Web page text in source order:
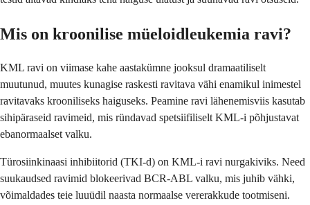
Mis on kroonilise müeloidleukemia ravi?
KML ravi on viimase kahe aastakümne jooksul dramaatiliselt
muutunud, muutes kunagise raskesti ravitava vähi enamikul inimestel
ravitavaks krooniliseks haiguseks. Peamine ravi lähenemisviis kasutab
sihipäraseid ravimeid, mis ründavad spetsiifiliselt KML-i põhjustavat
ebanormaalset valku.
Türosiinkinaasi inhibiitorid (TKI-d) on KML-i ravi nurgakiviks. Need
suukaudsed ravimid blokeerivad BCR-ABL valku, mis juhib vähki,
võimaldades teie luuüdil naasta normaalse vererakkude tootmiseni.